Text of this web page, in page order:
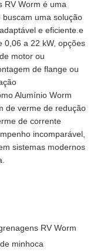
RV Worm é uma
uma solução
e eficiente.e
0,06 a 22 kW, opções
motor ou
de flange ou
Alumínio Worm
de verme de redução
de corrente
incomparável,
sistemas modernos
RV Worm
minhoca